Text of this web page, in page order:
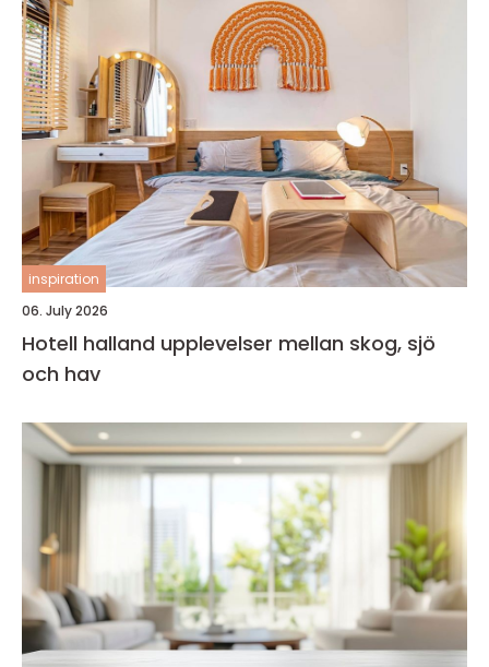
inspiration
06. July 2026
Hotell halland upplevelser mellan skog, sjö
och hav